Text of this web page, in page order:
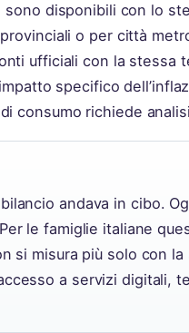
disponibili con lo
o per città
ufficiali con la stessa
specifico
consumo richiede
andava in cibo.
le famiglie italiane
si misura più solo con la
a servizi digitali,